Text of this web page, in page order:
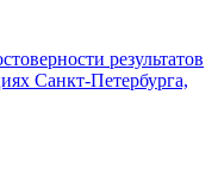
результатов
Санкт-Петербурга,